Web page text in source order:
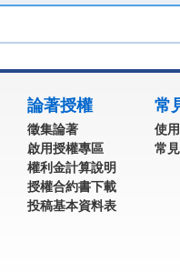
論著授權
徵集論著
啟用授權專區
權利金計算說明
授權合約書下載
投稿基本資料表
常
使
常